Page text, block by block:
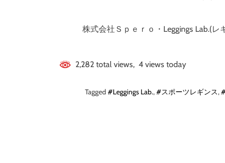
株式会社Ｓｐｅｒｏ・Leggings Lab.(
2,282 total views, 4 views today
Tagged #Leggings Lab.,#スポーツレギンス,